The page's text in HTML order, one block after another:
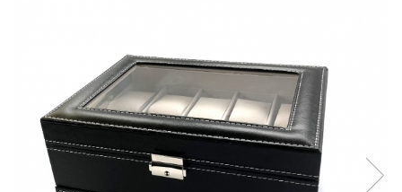
Reduceri
Cele mai noi
Cele mai vandute
Cele mai votate
Cu video